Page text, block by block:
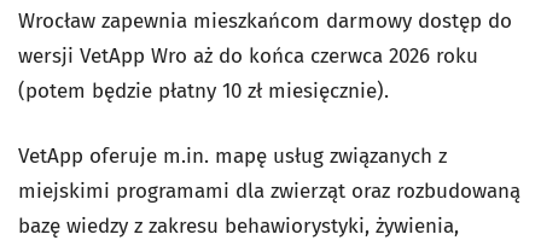
Wrocław zapewnia mieszkańcom darmowy dostęp do
wersji VetApp Wro aż do końca czerwca 2026 roku
(potem będzie płatny 10 zł miesięcznie).
VetApp oferuje m.in. mapę usług związanych z
miejskimi programami dla zwierząt oraz rozbudowaną
bazę wiedzy z zakresu behawiorystyki, żywienia,